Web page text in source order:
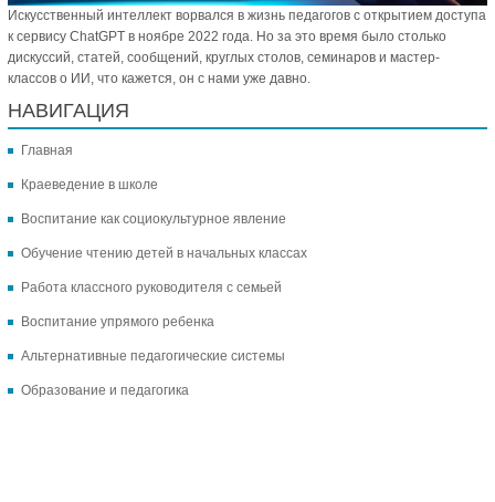
Искусственный интеллект ворвался в жизнь педагогов с открытием доступа
к сервису ChatGPT в ноябре 2022 года. Но за это время было столько
дискуссий, статей, сообщений, круглых столов, семинаров и мастер-
классов о ИИ, что кажется, он с нами уже давно.
НАВИГАЦИЯ
Главная
Краеведение в школе
Воспитание как социокультурное явление
Обучение чтению детей в начальных классах
Работа классного руководителя с семьей
Воспитание упрямого ребенка
Альтернативные педагогические системы
Образование и педагогика